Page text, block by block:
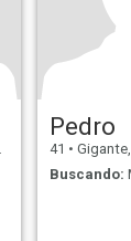
Pedro
41 • Gigante,
Buscando: